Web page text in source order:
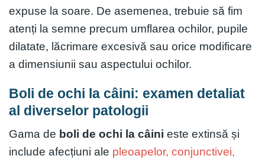
expuse la soare. De asemenea, trebuie să fim
atenți la semne precum umflarea ochilor, pupile
dilatate, lăcrimare excesivă sau orice modificare
a dimensiunii sau aspectului ochilor.
Boli de ochi la câini: examen detaliat
al diverselor patologii
Gama de boli de ochi la câini este extinsă și
include afecțiuni ale pleoapelor, conjunctivei,